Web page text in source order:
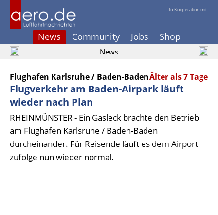
In Kooperation mit
News Community Jobs Shop
News
Flughafen Karlsruhe / Baden-BadenÄlter als 7 Tage
Flugverkehr am Baden-Airpark läuft
wieder nach Plan
RHEINMÜNSTER - Ein Gasleck brachte den Betrieb
am Flughafen Karlsruhe / Baden-Baden
durcheinander. Für Reisende läuft es dem Airport
zufolge nun wieder normal.